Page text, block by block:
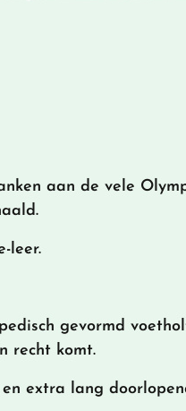
aan de vele
leer.
gevormd
recht komt.
extra lang